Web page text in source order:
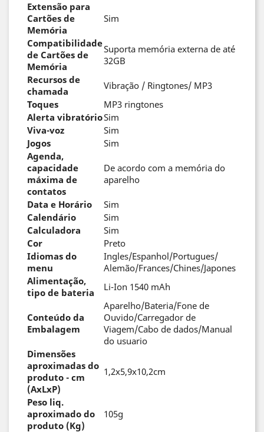
Extensão para
Cartões de
Memória
Sim
Compatibilidade
de Cartões de
Memória
Suporta memória externa de até
32GB
Recursos de
chamada
Vibração / Ringtones/ MP3
Toques
MP3 ringtones
Alerta vibratórioSim
Viva-voz
Sim
Jogos
Sim
Agenda,
capacidade
máxima de
contatos
De acordo com a memória do
aparelho
Data e Horário
Sim
Calendário
Sim
Calculadora
Sim
Cor
Preto
Idiomas do
menu
Ingles/Espanhol/Portugues/
Alemão/Frances/Chines/Japones
Alimentação,
tipo de bateria
Li-Ion 1540 mAh
Conteúdo da
Embalagem
Aparelho/Bateria/Fone de
Ouvido/Carregador de
Viagem/Cabo de dados/Manual
do usuario
Dimensões
aproximadas do
produto - cm
(AxLxP)
1,2x5,9x10,2cm
Peso liq.
aproximado do
produto (Kg)
105g